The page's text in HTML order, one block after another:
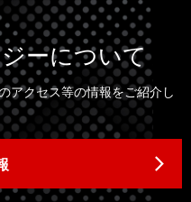
ーについて
アクセス等の情報をご紹介し